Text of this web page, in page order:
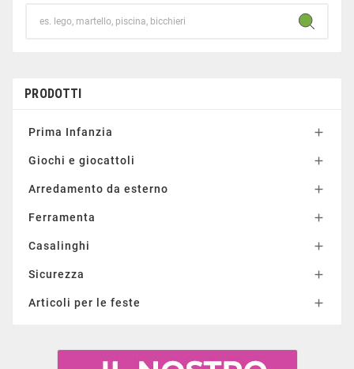
PRODOTTI
Prima Infanzia 
Giochi e giocattoli 
Arredamento da esterno 
Ferramenta 
Casalinghi 
Sicurezza 
Articoli per le feste 